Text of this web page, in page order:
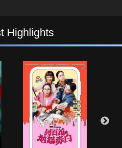
Highlights